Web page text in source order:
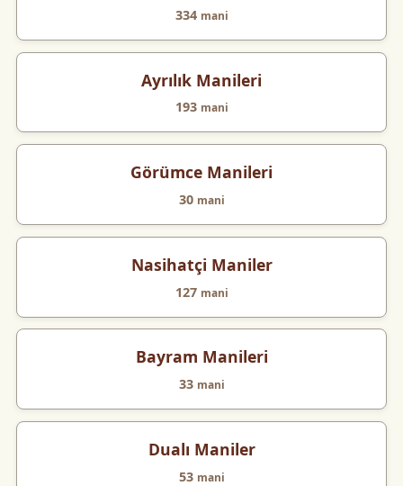
334 mani
Ayrılık Manileri
193 mani
Görümce Manileri
30 mani
Nasihatçi Maniler
127 mani
Bayram Manileri
33 mani
Dualı Maniler
53 mani